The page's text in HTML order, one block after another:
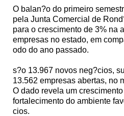
O balan?o do primeiro
pela Junta Comercial de
para o crescimento de 3% na
empresas no estado, em
odo do ano passado.
s?o 13.967 novos neg?cios,
13.562 empresas abertas, no
O dado revela um
fortalecimento do ambiente
cios.